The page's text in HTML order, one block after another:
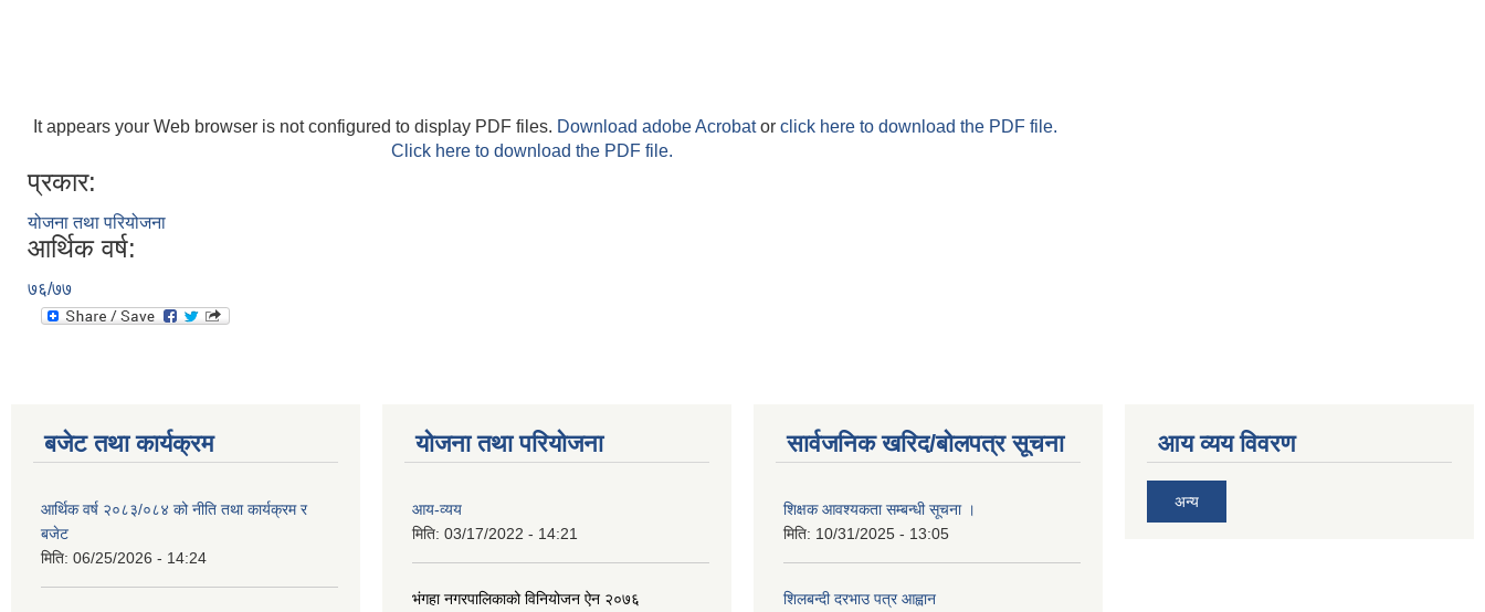
It appears your Web browser is not configured to display PDF files. Download adobe Acrobator click here to download the PDF file.
Click here to download the PDF file.
प्रकार:
योजना तथा परियोजना
आर्थिक वर्ष:
७६/७७
बजेट तथा कार्यक्रम
आर्थिक वर्ष २०८३/०८४ को नीति तथा कार्यक्रम र
बजेट
मिति: 06/25/2026 - 14:24
योजना तथा परियोजना
आय-व्यय
मिति: 03/17/2022 - 14:21
भंगहा नगरपालिकाको विनियोजन ऐन २०७६
सार्वजनिक खरिद/बोलपत्र सूचना
शिक्षक आवश्यकता सम्बन्धी सूचना ।
मिति: 10/31/2025 - 13:05
शिलबन्दी दरभाउ पत्र आह्वान
आय व्यय विवरण
अन्य